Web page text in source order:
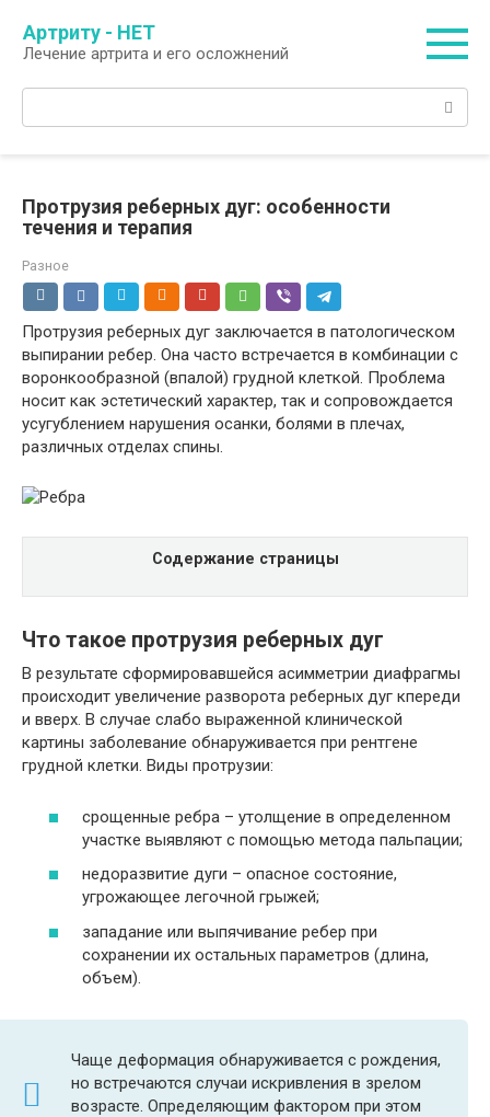
контенту
Артриту - НЕТ
Лечение артрита и его осложнений
Протрузия реберных дуг: особенности
течения и терапия
Разное
Протрузия реберных дуг заключается в патологическом
выпирании ребер. Она часто встречается в комбинации с
воронкообразной (впалой) грудной клеткой. Проблема
носит как эстетический характер, так и сопровождается
усугублением нарушения осанки, болями в плечах,
различных отделах спины.
Содержание страницы
Что такое протрузия реберных дуг
В результате сформировавшейся асимметрии диафрагмы
происходит увеличение разворота реберных дуг кпереди
и вверх. В случае слабо выраженной клинической
картины заболевание обнаруживается при рентгене
грудной клетки. Виды протрузии:
срощенные ребра – утолщение в определенном
участке выявляют с помощью метода пальпации;
недоразвитие дуги – опасное состояние,
угрожающее легочной грыжей;
западание или выпячивание ребер при
сохранении их остальных параметров (длина,
объем).
Чаще деформация обнаруживается с рождения,
но встречаются случаи искривления в зрелом
возрасте. Определяющим фактором при этом